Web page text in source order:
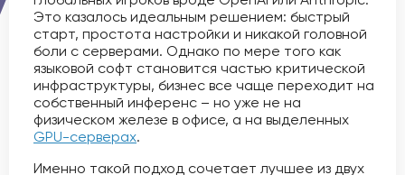
Это казалось идеальным решением: быстрый
старт, простота настройки и никакой головной
боли с серверами. Однако по мере того как
языковой софт становится частью критической
инфраструктуры, бизнес все чаще переходит на
собственный инференс – но уже не на
физическом железе в офисе, а на выделенных
GPU-серверах.
Именно такой подход сочетает лучшее из двух